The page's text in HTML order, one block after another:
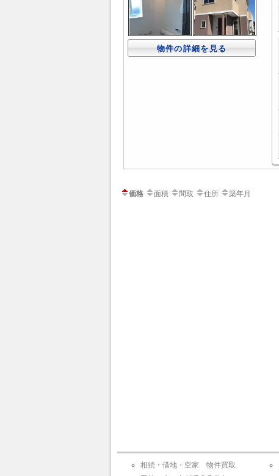
物件の詳細を見る
価格 面積 間取 住所 築年月
相続・借地・空家 物件買取